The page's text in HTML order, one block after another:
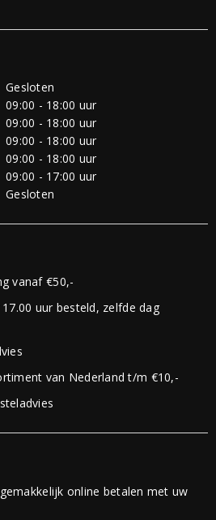
Gesloten
09:00 - 18:00 uur
09:00 - 18:00 uur
09:00 - 18:00 uur
09:00 - 18:00 uur
09:00 - 17:00 uur
Gesloten
vanaf €50,-
uur besteld, zelfde dag
van Nederland t/m €10,-
online betalen met uw